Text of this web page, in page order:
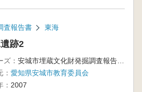
査報告書 東海
跡2
ズ：
安城市埋蔵文化財発掘調査報告書第18集
愛知県安城市教育委員会
： 2007